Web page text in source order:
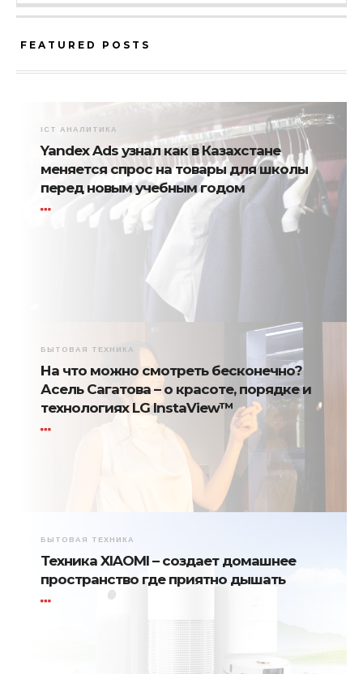
FEATURED POSTS
ICT АНАЛИТИКА
Yandex Ads узнал как в Казахстане
меняется спрос на товары для школы
перед новым учебным годом
БЫТОВАЯ ТЕХНИКА
На что можно смотреть бесконечно?
Асель Сагатова – о красоте, порядке и
технологиях LG InstaView™
БЫТОВАЯ ТЕХНИКА
Техника XIAOMI – создает домашнее
пространство где приятно дышать